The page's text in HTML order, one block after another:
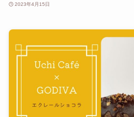
2023年4月15日